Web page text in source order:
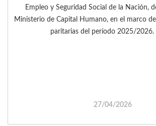
Empleo y Seguridad Social de la Nación,
Ministerio de Capital Humano, en el marco
paritarias del período 2025/2026.
27/04/2026